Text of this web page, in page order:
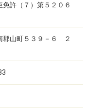
免許（７）第５２０６
郡山町５３９－６ ２